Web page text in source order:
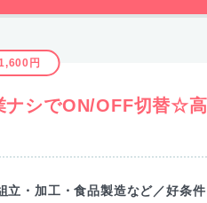
円
ナシでON/OFF切替☆高
立・加工・食品製造など／好条件